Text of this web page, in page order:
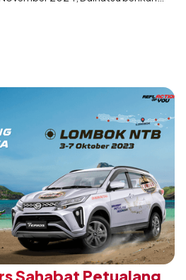
kepada pelanggan di Medan.
Sahabat Petualang